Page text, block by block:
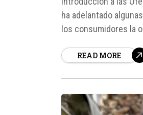
ha adelantado
los consumidores la
READ MORE